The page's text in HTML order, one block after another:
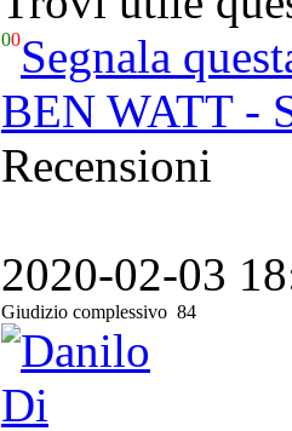
00Segnala
BEN WATT -
Recensioni
2020-02-03
Giudizio complessivo 84